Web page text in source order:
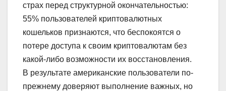
страх перед структурной окончательностью:
55% пользователей криптовалютных
кошельков признаются, что беспокоятся о
потере доступа к своим криптовалютам без
какой-либо возможности их восстановления.
В результате американские пользователи по-
прежнему доверяют выполнение важных, но